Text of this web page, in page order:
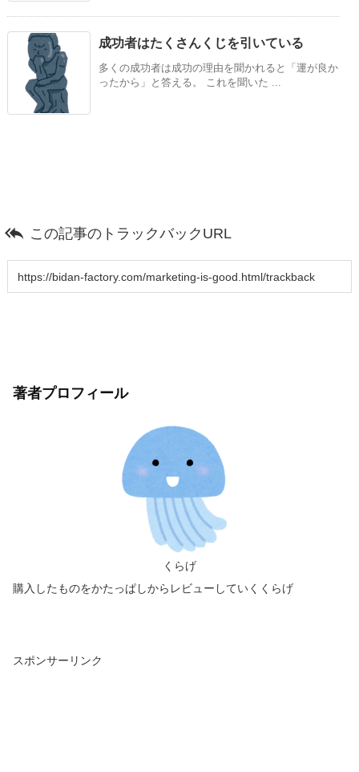
成功者はたくさんくじを引いている
多くの成功者は成功の理由を聞かれると「運が良か
ったから」と答える。 これを聞いた ...
 この記事のトラックバックURL
著者プロフィール
くらげ
購入したものをかたっぱしからレビューしていくくらげ
スポンサーリンク